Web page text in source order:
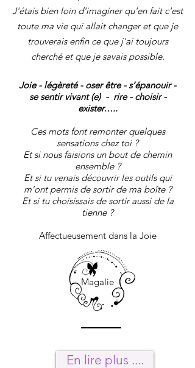
J'étais bien loin d'imaginer qu'en fait c'est
toute ma vie qui allait changer et que je
trouverais enfin ce que j'ai toujours
cherché et que je savais possible.
Joie - légèreté - oser être - s’épanouir -
se sentir vivant (e) - rire - choisir -
exister…..
Ces mots font remonter quelques
sensations chez toi ?
Et si nous faisions un bout de chemin
ensemble ?
Et si tu venais découvrir les outils qui
m’ont permis de sortir de ma boîte ?
Et si tu choisissais de sortir aussi de la
tienne ?
Affectueusement dans la Joie
Magalie
En lire plus ....